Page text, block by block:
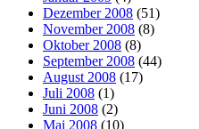
Dezember 2008 (51)
November 2008 (8)
Oktober 2008 (8)
September 2008 (44)
August 2008 (17)
Juli 2008 (1)
Juni 2008 (2)
Mai 2008 (10)